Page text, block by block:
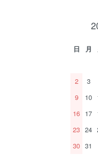
日 月
2
3
9
10
16 17
23 24
30 31